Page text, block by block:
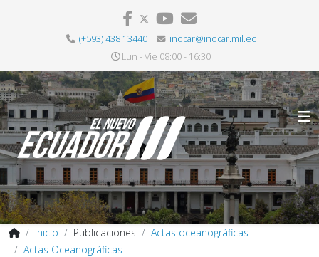
(+593) 438 13440
inocar@inocar.mil.ec
Lun - Vie 08:00 - 16:30
Inicio Publicaciones
Actas oceanográficas
Actas Oceanográficas